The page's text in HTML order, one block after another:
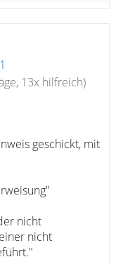
13x hilfreich)
geschickt, mit
nicht
nicht